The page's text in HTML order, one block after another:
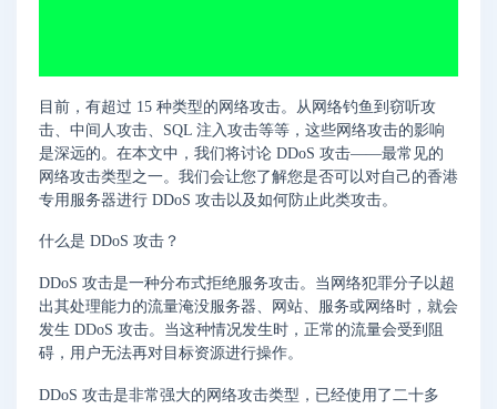
目前，有超过 15 种类型的网络攻击。从网络钓鱼到窃听攻
击、中间人攻击、SQL 注入攻击等等，这些网络攻击的影响
是深远的。在本文中，我们将讨论 DDoS 攻击——最常见的
网络攻击类型之一。我们会让您了解您是否可以对自己的香港
专用服务器进行 DDoS 攻击以及如何防止此类攻击。
什么是 DDoS 攻击？
DDoS 攻击是一种分布式拒绝服务攻击。当网络犯罪分子以超
出其处理能力的流量淹没服务器、网站、服务或网络时，就会
发生 DDoS 攻击。当这种情况发生时，正常的流量会受到阻
碍，用户无法再对目标资源进行操作。
DDoS 攻击是非常强大的网络攻击类型，已经使用了二十多